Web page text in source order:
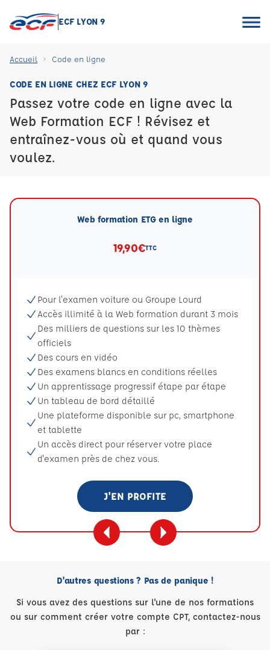
ECF LYON 9
Accueil Code en ligne
CODE EN LIGNE CHEZ ECF LYON 9
Passez votre code en ligne avec la
Web Formation ECF ! Révisez et
entraînez-vous où et quand vous
voulez.
Web formation ETG en ligne
19,90€TTC
Pour l'examen voiture ou Groupe Lourd
Accès illimité à la Web formation durant 3 mois
Des milliers de questions sur les 10 thèmes
officiels
Des cours en vidéo
Des examens blancs en conditions réelles
Un apprentissage progressif étape par étape
Un tableau de bord détaillé
Une plateforme disponible sur pc, smartphone
et tablette
Un accès direct pour réserver votre place
d'examen près de chez vous.
J'EN PROFITE
D'autres questions ? Pas de panique !
Si vous avez des questions sur l'une de nos formations
ou sur comment créer votre compte CPT, contactez-nous
par :